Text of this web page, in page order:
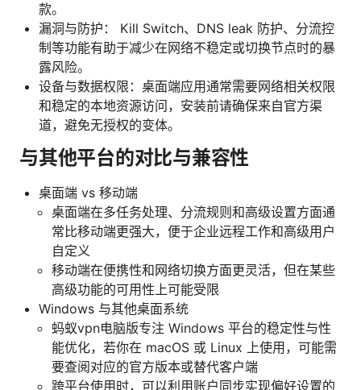
款。
漏洞与防护： Kill Switch、DNS leak 防护、分流控
制等功能有助于减少在网络不稳定或切换节点时的暴
露风险。
设备与数据权限：桌面端应用通常需要网络相关权限
和稳定的本地资源访问，安装前请确保来自官方渠
道，避免无授权的变体。
与其他平台的对比与兼容性
桌面端 vs 移动端
桌面端在多任务处理、分流规则和高级设置方面通
常比移动端更强大，便于企业远程工作和高级用户
自定义
移动端在便携性和网络切换方面更灵活，但在某些
高级功能的可用性上可能受限
Windows 与其他桌面系统
蚂蚁vpn电脑版专注 Windows 平台的稳定性与性
能优化，若你在 macOS 或 Linux 上使用，可能需
要查阅对应的官方版本或替代客户端
跨平台使用时，可以利用账户同步实现偏好设置的